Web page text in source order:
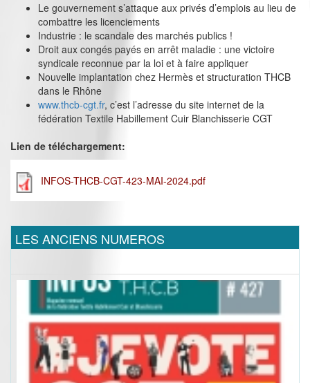
Le gouvernement s’attaque aux privés d’emplois au lieu de
combattre les licenciements
Industrie : le scandale des marchés publics !
Droit aux congés payés en arrêt maladie : une victoire
syndicale reconnue par la loi et à faire appliquer
Nouvelle implantation chez Hermès et structuration THCB
dans le Rhône
www.thcb-cgt.fr, c’est l’adresse du site internet de la
fédération Textile Habillement Cuir Blanchisserie CGT
Lien de téléchargement:
INFOS-THCB-CGT-423-MAI-2024.pdf
LES ANCIENS NUMEROS